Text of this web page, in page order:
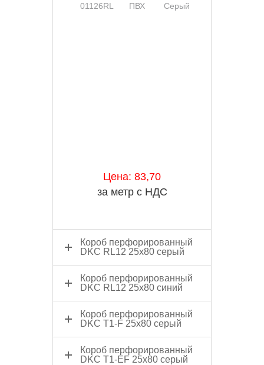
01126RL ПВХ Серый
Цена: 83,70
за метр с НДС
Короб перфорированный
DKC RL12 25х80 серый
Короб перфорированный
DKC RL12 25х80 синий
Короб перфорированный
DKC Т1-F 25x80 серый
Короб перфорированный
DKC Т1-ЕF 25x80 серый